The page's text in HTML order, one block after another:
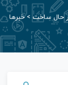
>خبرها